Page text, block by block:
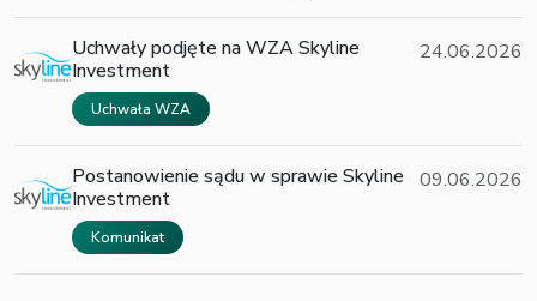
Uchwały podjęte na WZA Skyline
Investment
Uchwała WZA
24.06.2026
Postanowienie sądu w sprawie Skyline
Investment
Komunikat
09.06.2026